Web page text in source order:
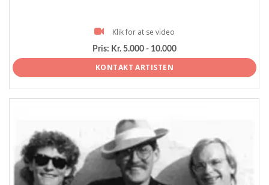
Klik for at se video
Pris: Kr. 5.000 - 10.000
KONTAKT ARTISTEN